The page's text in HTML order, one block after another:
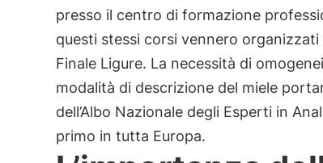
presso il centro di formazione
questi stessi corsi vennero
Finale Ligure. La necessità di
modalità di descrizione del miele
dell’Albo Nazionale degli Esperti in
primo in tutta Europa.